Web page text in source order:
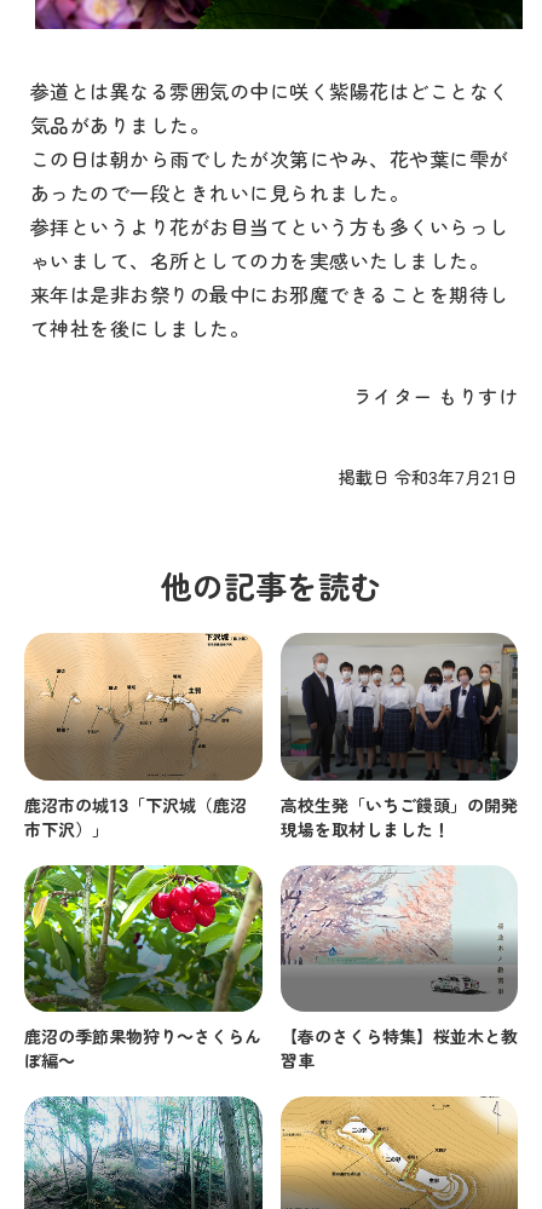
参道とは異なる雰囲気の中に咲く紫陽花はどことなく
気品がありました。
この日は朝から雨でしたが次第にやみ、花や葉に雫が
あったので一段ときれいに見られました。
参拝というより花がお目当てという方も多くいらっし
ゃいまして、名所としての力を実感いたしました。
来年は是非お祭りの最中にお邪魔できることを期待し
て神社を後にしました。
ライター もりすけ
掲載日 令和3年7月21日
他の記事を読む
鹿沼市の城13「下沢城（鹿沼
市下沢）」
高校生発「いちご饅頭」の開発
現場を取材しました！
鹿沼の季節果物狩り～さくらん
ぼ編～
【春のさくら特集】桜並木と教
習車